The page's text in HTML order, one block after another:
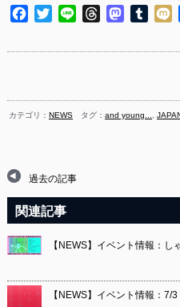
Facebook
TwitterLine ThreadsMastodon
カテゴリ：NEWS タグ：and young...,
過去の記事
関連記事
【NEWS】イベント情報：
【NEWS】イベント情報：7/